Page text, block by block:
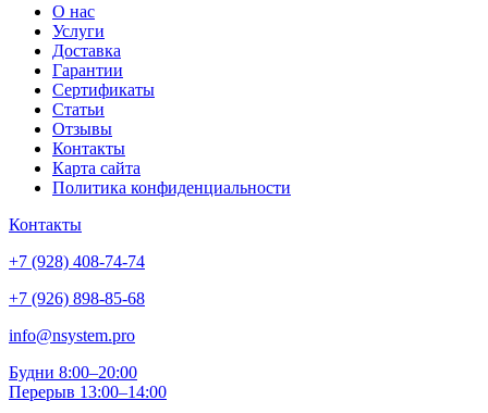
О нас
Услуги
Доставка
Гарантии
Сертификаты
Статьи
Отзывы
Контакты
Карта сайта
Политика конфиденциальности
Контакты
+7 (928) 408-74-74
+7 (926) 898-85-68
info@nsystem.pro
Будни 8:00–20:00
Перерыв 13:00–14:00